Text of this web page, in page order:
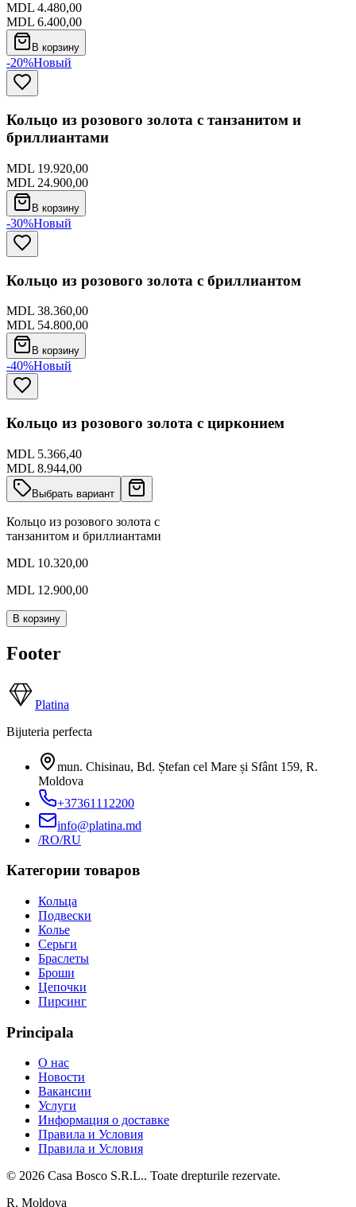
MDL 4.480,00
MDL 6.400,00
В корзину
-20%Новый
Кольцо из розового золота с танзанитом и
бриллиантами
MDL 19.920,00
MDL 24.900,00
В корзину
-30%Новый
Кольцо из розового золота с бриллиантом
MDL 38.360,00
MDL 54.800,00
В корзину
-40%Новый
Кольцо из розового золота с цирконием
MDL 5.366,40
MDL 8.944,00
Выбрать вариант
Кольцо из розового золота с
танзанитом и бриллиантами
MDL 10.320,00
MDL 12.900,00
В корзину
Footer
Platina
Bijuteria perfecta
mun. Chisinau, Bd. Ștefan cel Mare și Sfânt 159, R.
Moldova
+37361112200
info@platina.md
/RO/RU
Категории товаров
Кольца
Подвески
Колье
Серьги
Браслеты
Броши
Цепочки
Пирсинг
Principala
О нас
Новости
Вакансии
Услуги
Информация о доставке
Правила и Условия
Правила и Условия
© 2026 Casa Bosco S.R.L.. Toate drepturile rezervate.
R. Moldova